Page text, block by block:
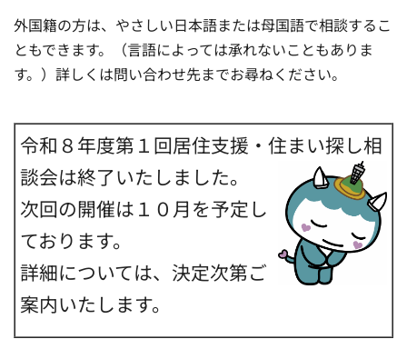
外国籍の方は、やさしい日本語または母国語で相談するこ
ともできます。（言語によっては承れないこともありま
す。）詳しくは問い合わせ先までお尋ねください。
令和８年度第１回居住支援・住まい探し相
談会は終了いたしました。
次回の開催は１０月を予定し
ております。
詳細については、決定次第ご
案内いたします。